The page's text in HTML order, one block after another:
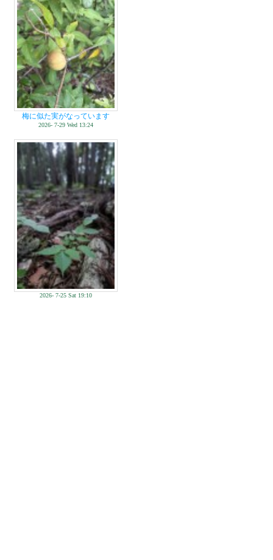
梅に似た実がなっています
2026- 7-29 Wed 13:24
2026- 7-25 Sat 19:10